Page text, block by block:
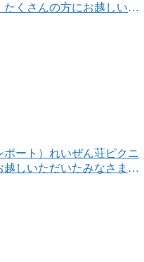
たくさんの方にお越しいた
ポート）れいぜん荘ピクニ
越しいただいたみなさまあ